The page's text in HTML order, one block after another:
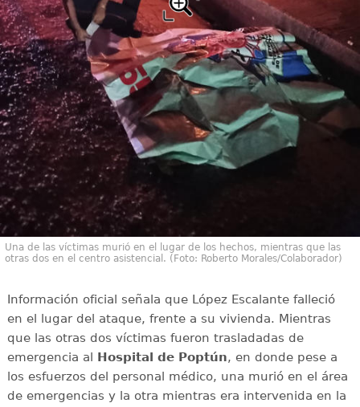
Una de las víctimas murió en el lugar de los hechos, mientras que las
otras dos en el centro asistencial. (Foto: Roberto Morales/Colaborador)
Información oficial señala que López Escalante falleció
en el lugar del ataque, frente a su vivienda. Mientras
que las otras dos víctimas fueron trasladadas de
emergencia al Hospital de Poptún, en donde pese a
los esfuerzos del personal médico, una murió en el área
de emergencias y la otra mientras era intervenida en la